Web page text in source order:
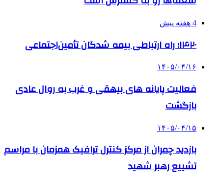
4 هفته پیش
۱۴۲۰؛ راه ارتباطی بیمه شدگان تأمین‌اجتماعی
۱۴۰۵/۰۴/۱۶
فعالیت پایانه های بیهقی و غرب به روال عادی
بازگشت
۱۴۰۵/۰۴/۱۵
بازدید چمران از مرکز کنترل ترافیک همزمان با مراسم
تشییع رهبر شهید